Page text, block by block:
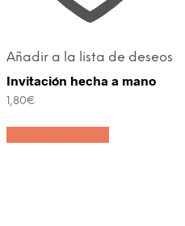
Añadir a la lista de deseos
Invitación hecha a mano
1,80€